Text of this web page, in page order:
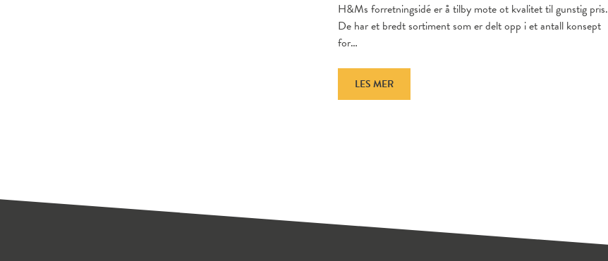
H&Ms forretningsidé er å tilby mote ot kvalitet til gunstig pris.
De har et bredt sortiment som er delt opp i et antall konsept
for…
LES MER